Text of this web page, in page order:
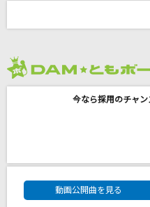
雪の華
Tell Me Baby
今なら採用のチャ
DAM★ともボーカ
動画公開曲を見る